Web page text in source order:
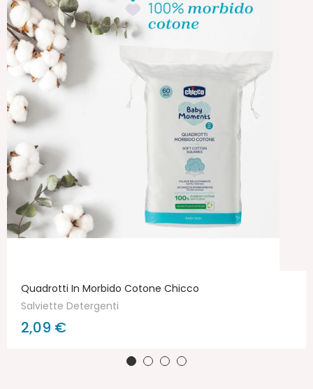
Quadrotti In Morbido Cotone Chicco
Salviette Detergenti
2,09 €